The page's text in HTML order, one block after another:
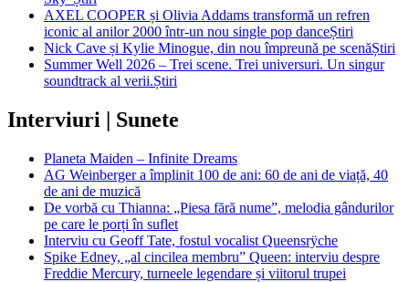
AXEL COOPER și Olivia Addams transformă un refren
iconic al anilor 2000 într-un nou single pop danceȘtiri
Nick Cave și Kylie Minogue, din nou împreună pe scenăȘtiri
Summer Well 2026 – Trei scene. Trei universuri. Un singur
soundtrack al verii.Știri
Interviuri | Sunete
Planeta Maiden – Infinite Dreams
AG Weinberger a împlinit 100 de ani: 60 de ani de viață, 40
de ani de muzică
De vorbă cu Thianna: „Piesa fără nume”, melodia gândurilor
pe care le porți în suflet
Interviu cu Geoff Tate, fostul vocalist Queensrÿche
Spike Edney, „al cincilea membru” Queen: interviu despre
Freddie Mercury, turneele legendare și viitorul trupei